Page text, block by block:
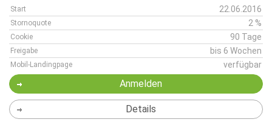
Start 22.06.2016
Stornoquote 2 %
Cookie 90 Tage
Freigabe bis 6 Wochen
Mobil-Landingpage verfügbar
Anmelden
Details